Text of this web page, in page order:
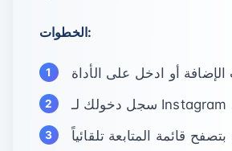
الخطوات:
الإضافة أو ادخل على الأداة
قائمة المتابعة تلقائياً